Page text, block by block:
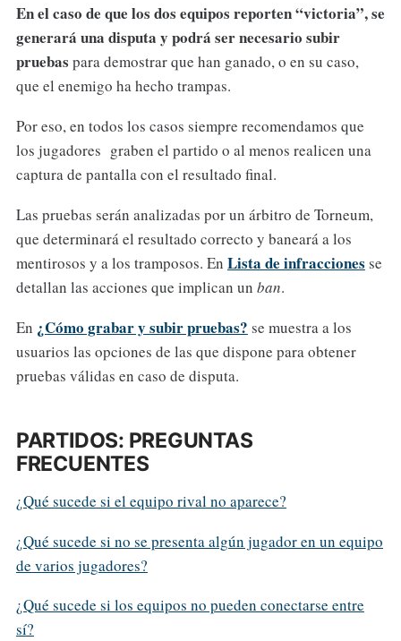
En el caso de que los dos equipos reporten “victoria”, se
generará una disputa y podrá ser necesario subir
pruebas para demostrar que han ganado, o en su caso,
que el enemigo ha hecho trampas.
Por eso, en todos los casos siempre recomendamos que
los jugadores graben el partido o al menos realicen una
captura de pantalla con el resultado final.
Las pruebas serán analizadas por un árbitro de Torneum,
que determinará el resultado correcto y baneará a los
mentirosos y a los tramposos. En Lista de infracciones se
detallan las acciones que implican un ban.
En ¿Cómo grabar y subir pruebas? se muestra a los
usuarios las opciones de las que dispone para obtener
pruebas válidas en caso de disputa.
PARTIDOS: PREGUNTAS
FRECUENTES
¿Qué sucede si el equipo rival no aparece?
¿Qué sucede si no se presenta algún jugador en un equipo
de varios jugadores?
¿Qué sucede si los equipos no pueden conectarse entre
sí?